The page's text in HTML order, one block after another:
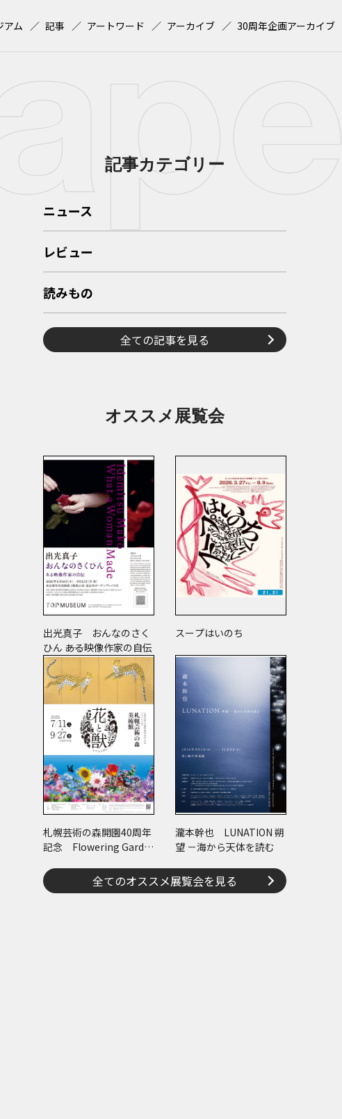
アム 記事 アートワード アーカイブ 30周年企画アーカイブ
記事カテゴリー
ニュース
レビュー
読みもの
全ての記事を見る
オススメ展覧会
出光真子 おんなのさく
ひん ――ある映像作家の自伝
スープはいのち
札幌芸術の森開園40周年
記念 Flowering Garde
ち
瀧本幹也 LUNATION 朔
望 －海から天体を読む
全てのオススメ展覧会を見る